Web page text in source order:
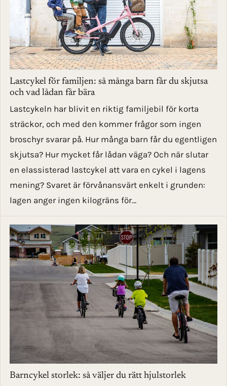
Lastcykel för familjen: så många barn får du skjutsa
och vad lådan får bära
Lastcykeln har blivit en riktig familjebil för korta
sträckor, och med den kommer frågor som ingen
broschyr svarar på. Hur många barn får du egentligen
skjutsa? Hur mycket får lådan väga? Och när slutar
en elassisterad lastcykel att vara en cykel i lagens
mening? Svaret är förvånansvärt enkelt i grunden:
lagen anger ingen kilogräns för…
Barncykel storlek: så väljer du rätt hjulstorlek